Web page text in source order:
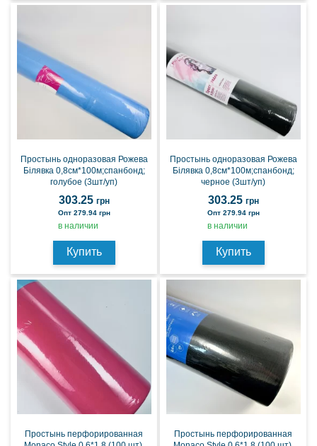
Простынь одноразовая Рожева
Білявка 0,8см*100м;спанбонд;
голубое (3шт/уп)
303.25 грн
Опт 279.94 грн
в наличии
Купить
Простынь одноразовая Рожева
Білявка 0,8см*100м;спанбонд;
черное (3шт/уп)
303.25 грн
Опт 279.94 грн
в наличии
Купить
Простынь перфорированная
Простынь перфорированная